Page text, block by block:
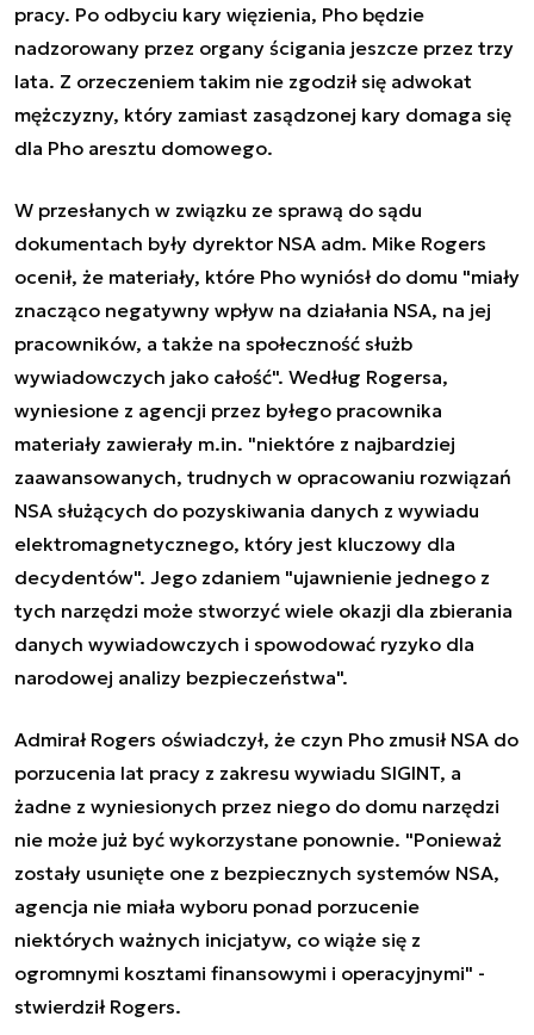
pracy. Po odbyciu kary więzienia, Pho będzie
nadzorowany przez organy ścigania jeszcze przez trzy
lata. Z orzeczeniem takim nie zgodził się adwokat
mężczyzny, który zamiast zasądzonej kary domaga się
dla Pho aresztu domowego.
W przesłanych w związku ze sprawą do sądu
dokumentach były dyrektor NSA adm. Mike Rogers
ocenił, że materiały, które Pho wyniósł do domu "miały
znacząco negatywny wpływ na działania NSA, na jej
pracowników, a także na społeczność służb
wywiadowczych jako całość". Według Rogersa,
wyniesione z agencji przez byłego pracownika
materiały zawierały m.in. "niektóre z najbardziej
zaawansowanych, trudnych w opracowaniu rozwiązań
NSA służących do pozyskiwania danych z wywiadu
elektromagnetycznego, który jest kluczowy dla
decydentów". Jego zdaniem "ujawnienie jednego z
tych narzędzi może stworzyć wiele okazji dla zbierania
danych wywiadowczych i spowodować ryzyko dla
narodowej analizy bezpieczeństwa".
Admirał Rogers oświadczył, że czyn Pho zmusił NSA do
porzucenia lat pracy z zakresu wywiadu SIGINT, a
żadne z wyniesionych przez niego do domu narzędzi
nie może już być wykorzystane ponownie. "Ponieważ
zostały usunięte one z bezpiecznych systemów NSA,
agencja nie miała wyboru ponad porzucenie
niektórych ważnych inicjatyw, co wiąże się z
ogromnymi kosztami finansowymi i operacyjnymi" -
stwierdził Rogers.